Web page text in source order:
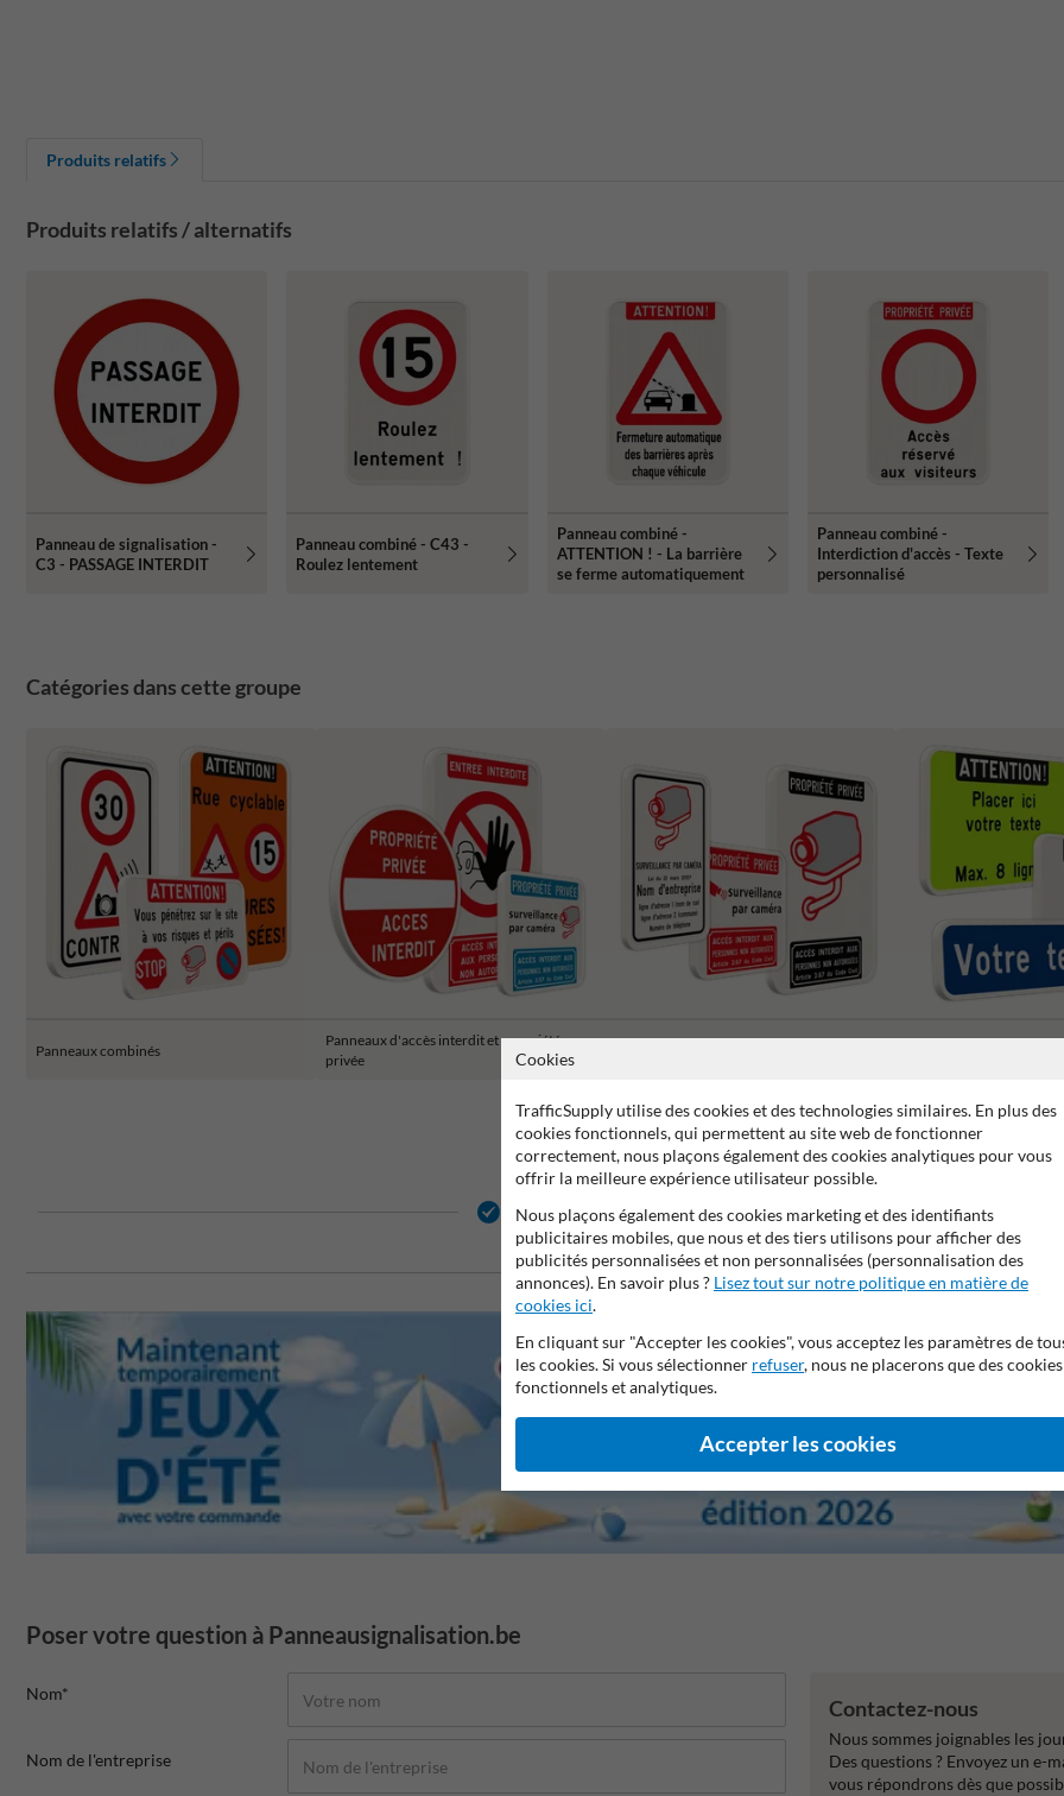
Produits relatifs
Produits relatifs / alternatifs
Panneau de signalisation -
C3 - PASSAGE INTERDIT
Panneau combiné - C43 -
Roulez lentement
Panneau combiné -
ATTENTION ! - La barrière
se ferme automatiquement
Panneau combiné -
Interdiction d'accès - Texte
personnalisé
Catégories dans cette groupe
Panneaux combinés
Panneaux d'accès interdit et propriété
privée
2 ans de garantie fabricant Stratifé anti-graffiti 99% anti-
Poser votre question à Panneausignalisation.be
Nom*
Nom de l'entreprise
Contactez-nous
Nous sommes joignables les
Des questions ? Envoyez un e-
vous répondrons dès que
Cookies
TrafficSupply utilise des cookies et des technologies similaires. En plus des
cookies fonctionnels, qui permettent au site web de fonctionner
correctement, nous plaçons également des cookies analytiques pour vous
offrir la meilleure expérience utilisateur possible.
Nous plaçons également des cookies marketing et des identifiants
publicitaires mobiles, que nous et des tiers utilisons pour afficher des
publicités personnalisées et non personnalisées (personnalisation des
annonces). En savoir plus ? Lisez tout sur notre politique en matière de
cookies ici.
En cliquant sur "Accepter les cookies", vous acceptez les paramètres de
les cookies. Si vous sélectionner refuser, nous ne placerons que des cookies
fonctionnels et analytiques.
Accepter les cookies